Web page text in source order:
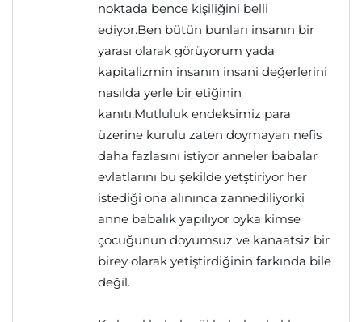
noktada bence kişiliğini belli
ediyor.Ben bütün bunları insanın bir
yarası olarak görüyorum yada
kapitalizmin insanın insani değerlerini
nasılda yerle bir etiğinin
kanıtı.Mutluluk endeksimiz para
üzerine kurulu zaten doymayan nefis
daha fazlasını istiyor anneler babalar
evlatlarını bu şekilde yetştiriyor her
istediği ona alınınca zannediliyorki
anne babalık yapılıyor oyka kimse
çocuğunun doyumsuz ve kanaatsiz bir
birey olarak yetiştirdiğinin farkında bile
değil.